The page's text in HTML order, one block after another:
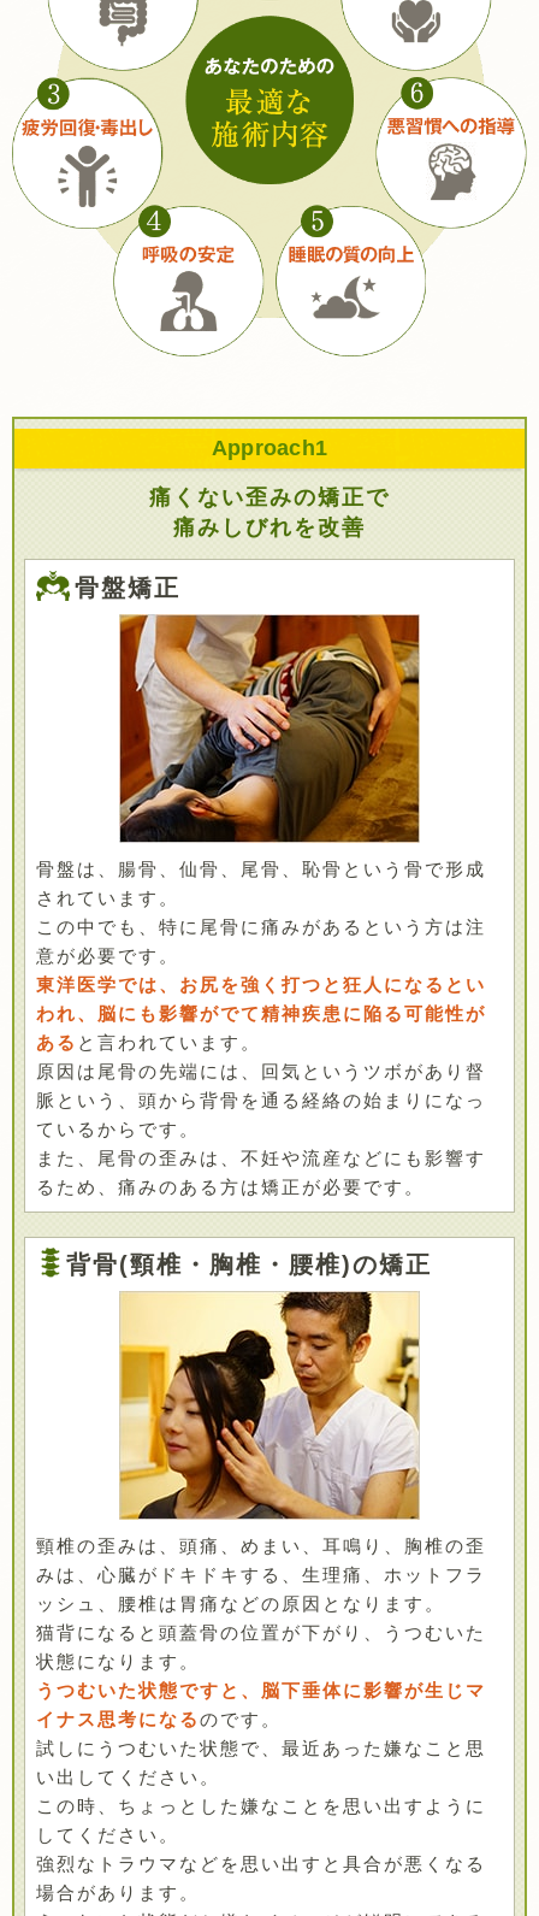
Approach1
痛くない歪みの矯正で
痛みしびれを改善
骨盤矯正
骨盤は、腸骨、仙骨、尾骨、恥骨という骨で形成
されています。
この中でも、特に尾骨に痛みがあるという方は注
意が必要です。
東洋医学では、お尻を強く打つと狂人になるとい
われ、脳にも影響がでて精神疾患に陥る可能性が
ある と言われています。
原因は尾骨の先端には、回気というツボがあり督
脈という、頭から背骨を通る経絡の始まりになっ
ているからです。
また、尾骨の歪みは、不妊や流産などにも影響す
るため、痛みのある方は矯正が必要です。
背骨(頸椎・胸椎・腰椎)の矯正
頸椎の歪みは、頭痛、めまい、耳鳴り、胸椎の歪
みは、心臓がドキドキする、生理痛、ホットフラ
ッシュ、腰椎は胃痛などの原因となります。
猫背になると頭蓋骨の位置が下がり、うつむいた
状態になります。
うつむいた状態ですと、脳下垂体に影響が生じマ
イナス思考になるのです。
試しにうつむいた状態で、最近あった嫌なこと思
い出してください。
この時、ちょっとした嫌なことを思い出すように
してください。
強烈なトラウマなどを思い出すと具合が悪くなる
場合があります。